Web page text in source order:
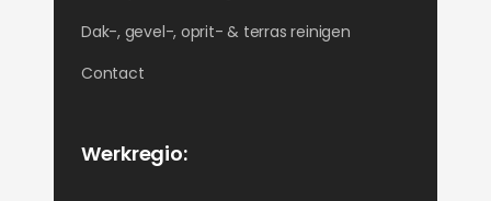
Dak-, gevel-, oprit- & terras reinigen
Contact
Werkregio: